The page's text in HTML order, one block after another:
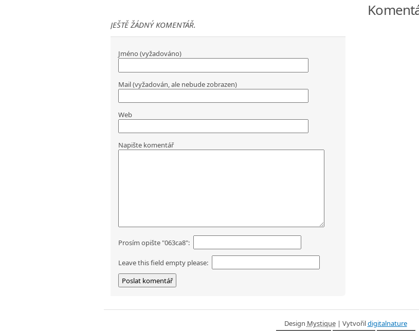
JEŠTĚ ŽÁDNÝ KOMENTÁŘ.
Jméno (vyžadováno)
Mail (vyžadován, ale nebude zobrazen)
Web
Napište komentář
Prosím opište "063ca8":
Leave this field empty please:
Design Mystique| Vytvořildigitalnature